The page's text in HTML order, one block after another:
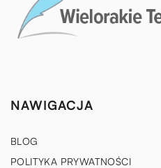
NAWIGACJA
BLOG
POLITYKA PRYWATNOŚCI